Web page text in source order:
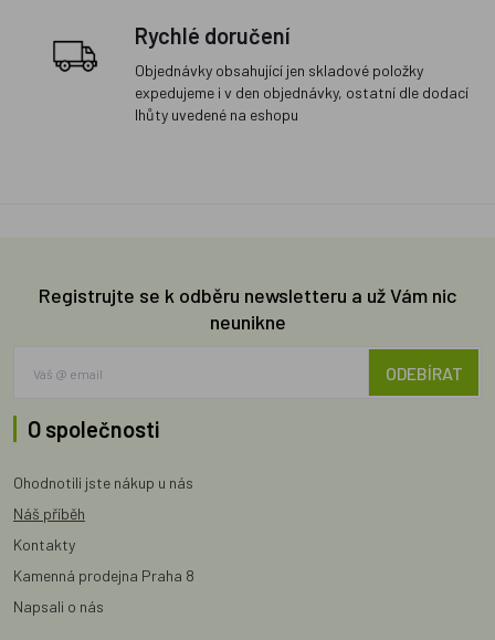
Rychlé doručení
Objednávky obsahující jen skladové položky
expedujeme i v den objednávky, ostatní dle dodací
lhůty uvedené na eshopu
Registrujte se k odběru newsletteru a už Vám nic
neunikne
ODEBÍRAT
O společnosti
Ohodnotili jste nákup u nás
Náš příběh
Kontakty
Kamenná prodejna Praha 8
Napsali o nás